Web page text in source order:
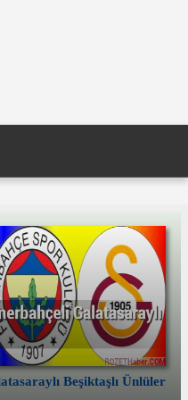
Beşiktaşlı Ünlüler